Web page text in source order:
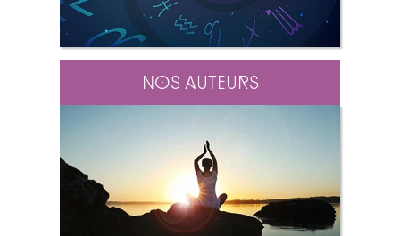
Nos auteurs